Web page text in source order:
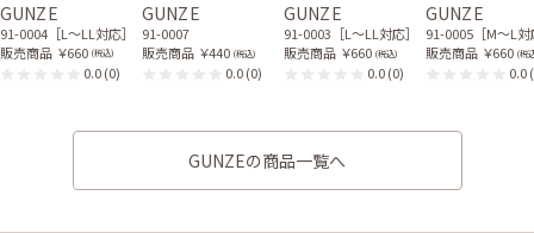
GUNZE
91-0004［L〜LL対応］
販売商品 ￥660 (税込)
0.0(0)
GUNZE
91-0007
販売商品 ￥440 (税込)
0.0(0)
GUNZE
91-0003［L〜LL対応］
販売商品 ￥660 (税込)
0.0(0)
GUNZE
91-0005［M〜L
販売商品 ￥660 (税
0.0
GUNZEの商品一覧へ